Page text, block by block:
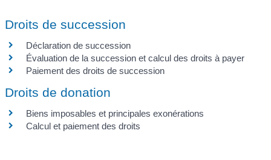
Droits de succession
Déclaration de succession
Évaluation de la succession et calcul des droits à payer
Paiement des droits de succession
Droits de donation
Biens imposables et principales exonérations
Calcul et paiement des droits